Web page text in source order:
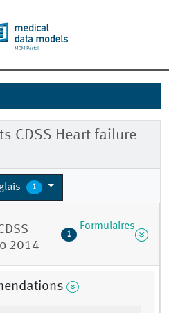
CDSS Heart failure
1
2014
1
Formulaires